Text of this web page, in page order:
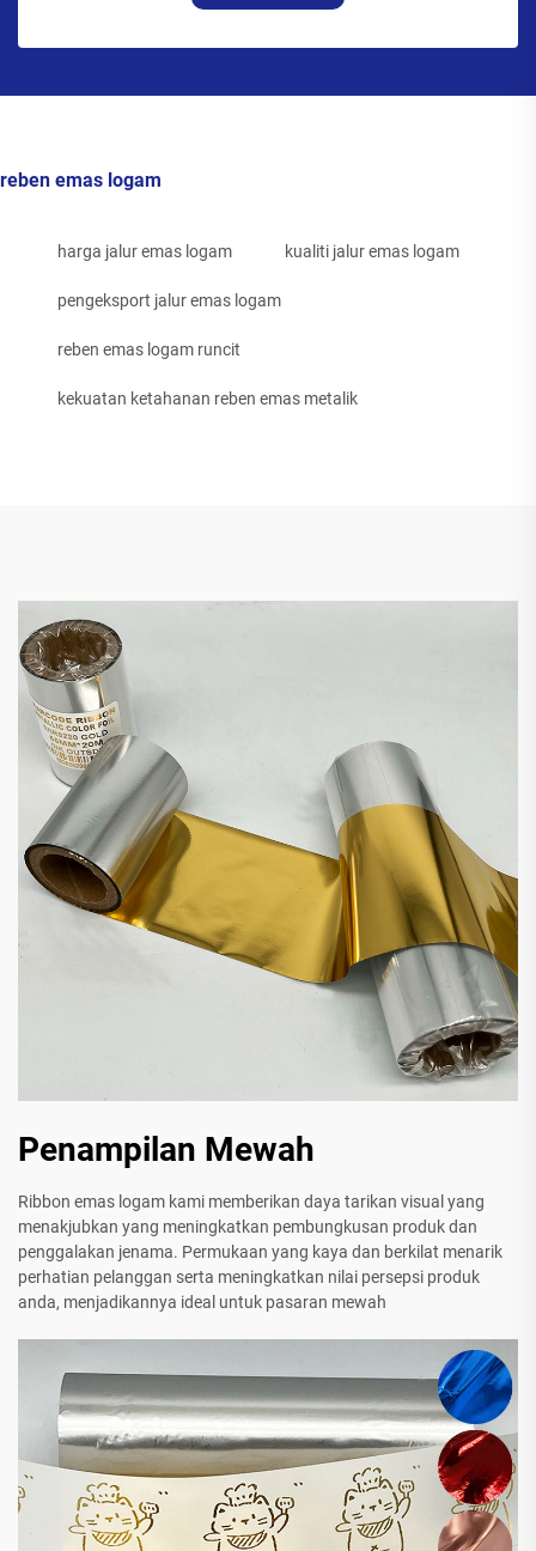
reben emas logam
harga jalur emas logam kualiti jalur emas logam
pengeksport jalur emas logam
reben emas logam runcit
kekuatan ketahanan reben emas metalik
Penampilan Mewah
Ribbon emas logam kami memberikan daya tarikan visual yang
menakjubkan yang meningkatkan pembungkusan produk dan
penggalakan jenama. Permukaan yang kaya dan berkilat menarik
perhatian pelanggan serta meningkatkan nilai persepsi produk
anda, menjadikannya ideal untuk pasaran mewah